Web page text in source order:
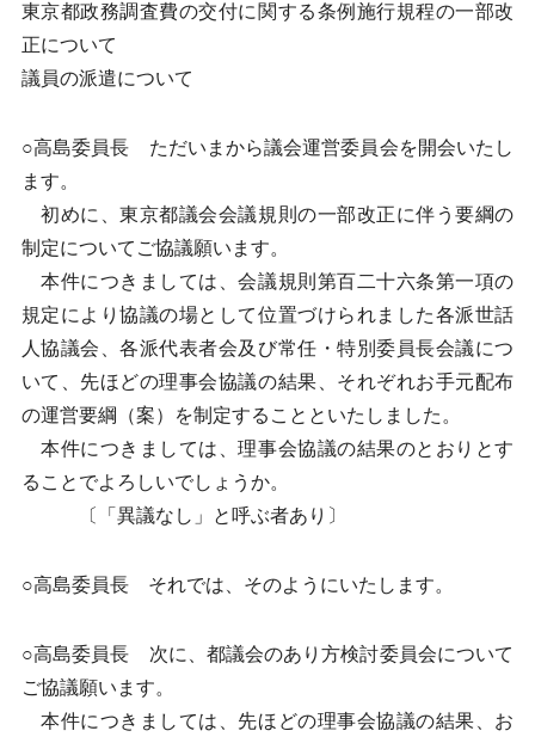
東京都政務調査費の交付に関する条例施行規程の一部改
正について
議員の派遣について
○高島委員長 ただいまから議会運営委員会を開会いたし
ます。
初めに、東京都議会会議規則の一部改正に伴う要綱の
制定についてご協議願います。
本件につきましては、会議規則第百二十六条第一項の
規定により協議の場として位置づけられました各派世話
人協議会、各派代表者会及び常任・特別委員長会議につ
いて、先ほどの理事会協議の結果、それぞれお手元配布
の運営要綱（案）を制定することといたしました。
本件につきましては、理事会協議の結果のとおりとす
ることでよろしいでしょうか。
〔「異議なし」と呼ぶ者あり〕
○高島委員長 それでは、そのようにいたします。
○高島委員長 次に、都議会のあり方検討委員会について
ご協議願います。
本件につきましては、先ほどの理事会協議の結果、お